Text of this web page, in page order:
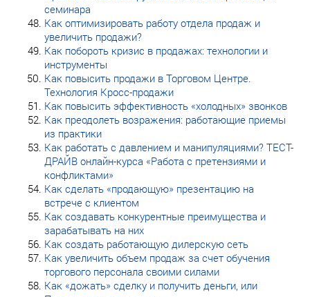
семинара
Как оптимизировать работу отдела продаж и
увеличить продажи?
Как побороть кризис в продажах: технологии и
инструменты
Как повысить продажи в Торговом Центре.
Технология Кросс-продажи
Как повысить эффективность «холодных» звонков
Как преодолеть возражения: работающие приемы
из практики
Как работать с давлением и манипуляциями? ТЕСТ-
ДРАЙВ онлайн-курса «Работа с претензиями и
конфликтами»
Как сделать «продающую» презентацию на
встрече с клиентом
Как создавать конкурентные преимущества и
зарабатывать на них
Как создать работающую дилерскую сеть
Как увеличить объем продаж за счет обучения
торгового персонала своими силами
Как «дожать» сделку и получить деньги, или